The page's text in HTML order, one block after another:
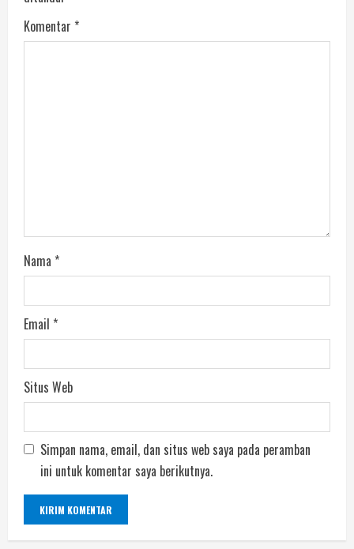
Komentar *
Nama *
Email *
Situs Web
Simpan nama, email, dan situs web saya pada peramban
ini untuk komentar saya berikutnya.